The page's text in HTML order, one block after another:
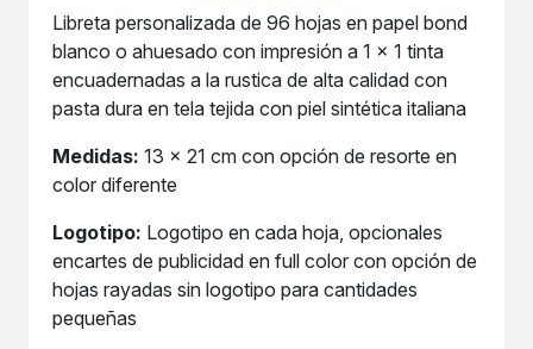
Libreta personalizada de 96 hojas en papel bond
blanco o ahuesado con impresión a 1 x 1 tinta
encuadernadas a la rustica de alta calidad con
pasta dura en tela tejida con piel sintética italiana
Medidas: 13 x 21 cm con opción de resorte en
color diferente
Logotipo: Logotipo en cada hoja, opcionales
encartes de publicidad en full color con opción de
hojas rayadas sin logotipo para cantidades
pequeñas